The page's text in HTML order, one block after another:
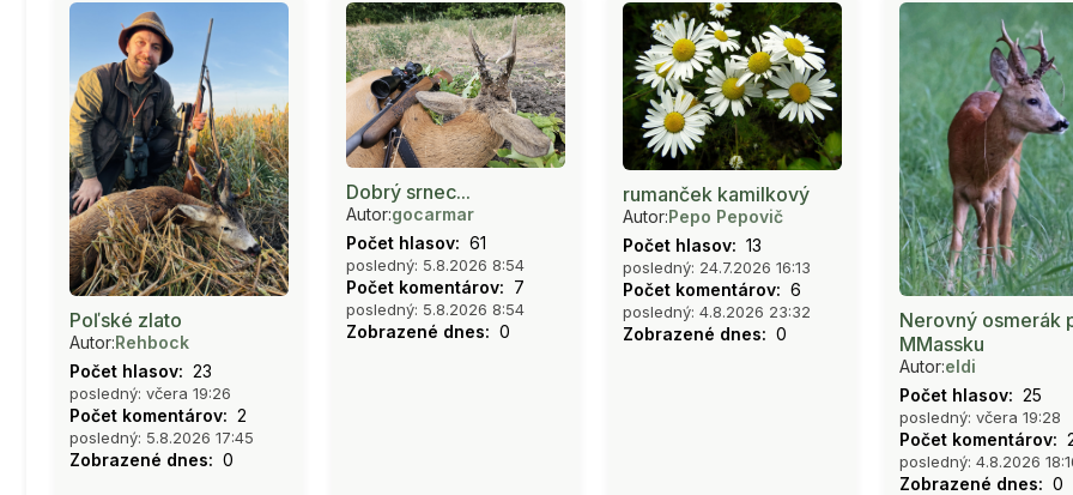
Poľské zlato
Autor:Rehbock
Počet hlasov: 23
posledný: včera 19:26
Počet komentárov: 2
posledný: 5.8.2026 17:45
Zobrazené dnes: 0
Dobrý srnec...
Autor:gocarmar
Počet hlasov: 61
posledný: 5.8.2026 8:54
Počet komentárov: 7
posledný: 5.8.2026 8:54
Zobrazené dnes: 0
rumanček kamilkový
Autor:Pepo Pepovič
Počet hlasov: 13
posledný: 24.7.2026 16:13
Počet komentárov: 6
posledný: 4.8.2026 23:32
Zobrazené dnes: 0
Nerovný osmerák
MMassku
Autor:eldi
Počet hlasov: 25
posledný: včera 19:28
Počet komentárov:
posledný: 4.8.2026
Zobrazené dnes: 0